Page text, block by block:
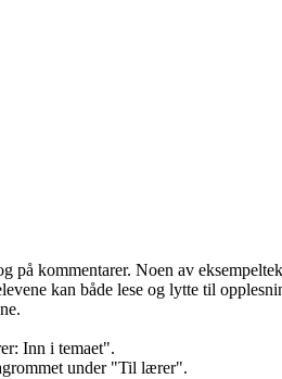
kommentarer. Noen av
kan både lese og lytte til
Inn i temaet".
under "Til lærer".